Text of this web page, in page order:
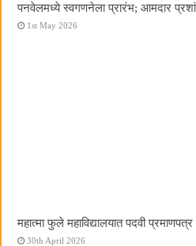
पनवेलमध्ये स्वगणनेला प्रारंभ; आमदार
1st May 2026
महात्मा फुले महाविद्यालयात पदवी
30th April 2026